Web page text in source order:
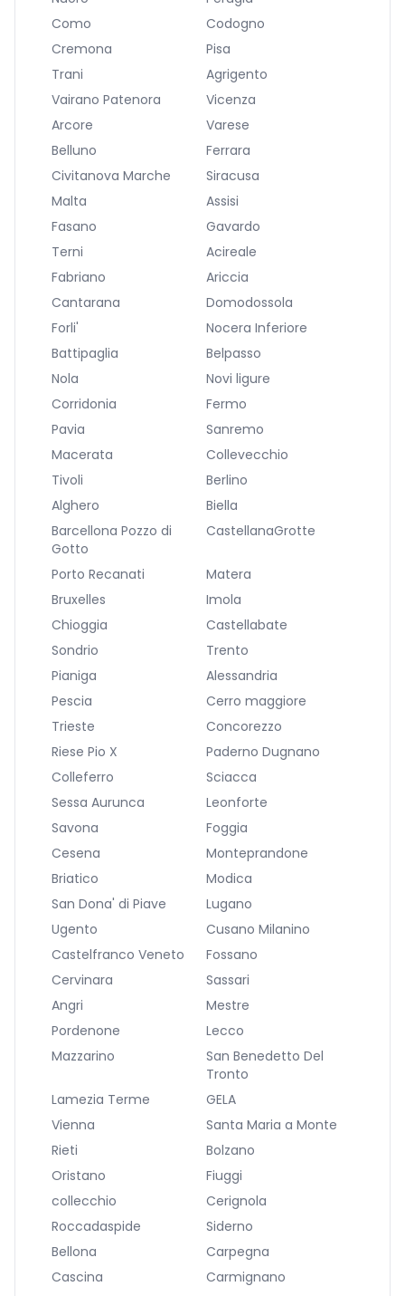
Como
Codogno
Cremona
Pisa
Trani
Agrigento
Vairano Patenora
Vicenza
Arcore
Varese
Belluno
Ferrara
Civitanova Marche
Siracusa
Malta
Assisi
Fasano
Gavardo
Terni
Acireale
Fabriano
Ariccia
Cantarana
Domodossola
Forli'
Nocera Inferiore
Battipaglia
Belpasso
Nola
Novi ligure
Corridonia
Fermo
Pavia
Sanremo
Macerata
Collevecchio
Tivoli
Berlino
Alghero
Biella
Barcellona Pozzo di
Gotto
CastellanaGrotte
Porto Recanati
Matera
Bruxelles
Imola
Chioggia
Castellabate
Sondrio
Trento
Pianiga
Alessandria
Pescia
Cerro maggiore
Trieste
Concorezzo
Riese Pio X
Paderno Dugnano
Colleferro
Sciacca
Sessa Aurunca
Leonforte
Savona
Foggia
Cesena
Monteprandone
Briatico
Modica
San Dona' di Piave
Lugano
Ugento
Cusano Milanino
Castelfranco Veneto
Fossano
Cervinara
Sassari
Angri
Mestre
Pordenone
Lecco
Mazzarino
San Benedetto Del
Tronto
Lamezia Terme
GELA
Vienna
Santa Maria a Monte
Rieti
Bolzano
Oristano
Fiuggi
collecchio
Cerignola
Roccadaspide
Siderno
Bellona
Carpegna
Cascina
Carmignano